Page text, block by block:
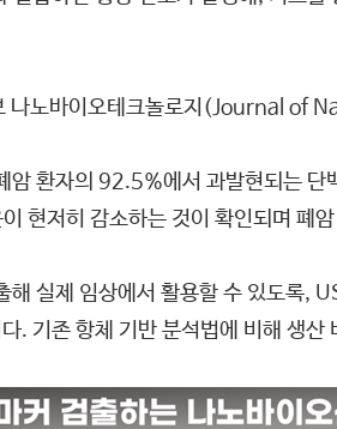
나노바이오테크놀로지(Journal
환자의 92.5%에서 과발현되는
현저히 감소하는 것이 확인되며 폐
실제 임상에서 활용할 수 있도록,
. 기존 항체 기반 분석법에 비해 생산